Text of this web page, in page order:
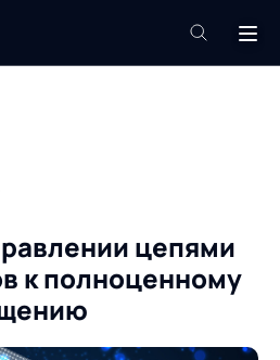
Услуги
Пресс-центр
Проекты
цепями
к полноценному